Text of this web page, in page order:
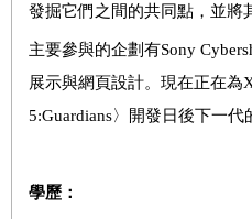
發掘它們之間的共同點，並將
主要參與的企劃有Sony
展示與網頁設計。現在正在為
5:Guardians〉開發日後下一代
學歷：